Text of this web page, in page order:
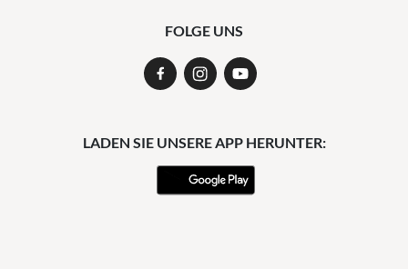
FOLGE UNS
LADEN SIE UNSERE APP HERUNTER: